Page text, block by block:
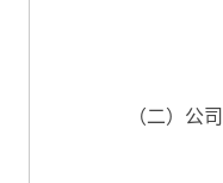
（二）公司